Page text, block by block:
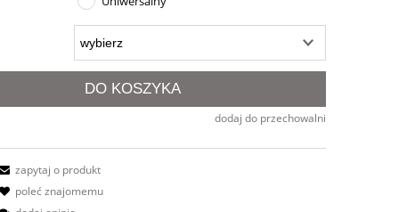
DO KOSZYKA
dodaj do przechowalni
zapytaj o produkt
poleć znajomemu